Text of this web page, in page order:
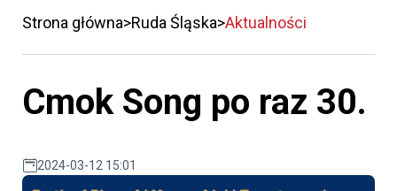
Strona główna Ruda Śląska Aktualności
Cmok Song po raz 30.
2024-03-12 15:01